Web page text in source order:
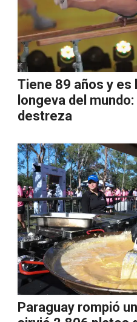
Tiene 89 años y es
longeva del
destreza
Paraguay rompió